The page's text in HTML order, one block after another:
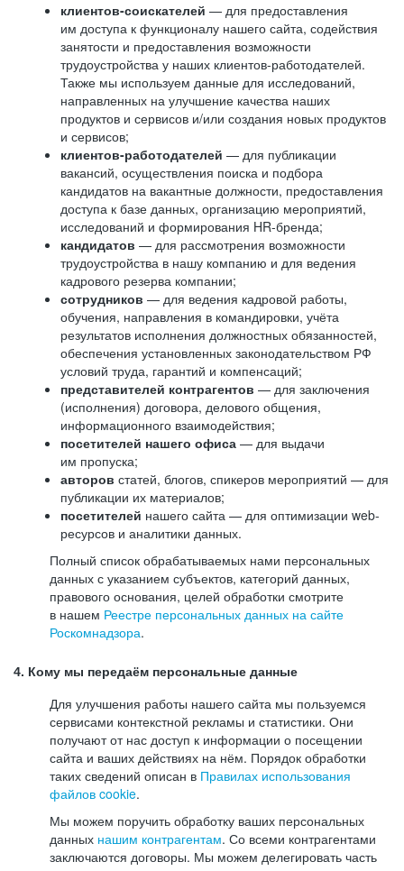
клиентов-соискателей — для предоставления
им доступа к функционалу нашего сайта, содействия
занятости и предоставления возможности
трудоустройства у наших клиентов-работодателей.
Также мы используем данные для исследований,
направленных на улучшение качества наших
продуктов и сервисов и/или создания новых продуктов
и сервисов;
клиентов-работодателей — для публикации
вакансий, осуществления поиска и подбора
кандидатов на вакантные должности, предоставления
доступа к базе данных, организацию мероприятий,
исследований и формирования HR-бренда;
кандидатов — для рассмотрения возможности
трудоустройства в нашу компанию и для ведения
кадрового резерва компании;
сотрудников — для ведения кадровой работы,
обучения, направления в командировки, учёта
результатов исполнения должностных обязанностей,
обеспечения установленных законодательством РФ
условий труда, гарантий и компенсаций;
представителей контрагентов — для заключения
(исполнения) договора, делового общения,
информационного взаимодействия;
посетителей нашего офиса — для выдачи
им пропуска;
авторов статей, блогов, спикеров мероприятий — для
публикации их материалов;
посетителей нашего сайта — для оптимизации web-
ресурсов и аналитики данных.
Полный список обрабатываемых нами персональных
данных с указанием субъектов, категорий данных,
правового основания, целей обработки смотрите
в нашем Реестре персональных данных на сайте
Роскомнадзора.
4. Кому мы передаём персональные данные
Для улучшения работы нашего сайта мы пользуемся
сервисами контекстной рекламы и статистики. Они
получают от нас доступ к информации о посещении
сайта и ваших действиях на нём. Порядок обработки
таких сведений описан в Правилах использования
файлов cookie.
Мы можем поручить обработку ваших персональных
данных нашим контрагентам. Со всеми контрагентами
заключаются договоры. Мы можем делегировать часть